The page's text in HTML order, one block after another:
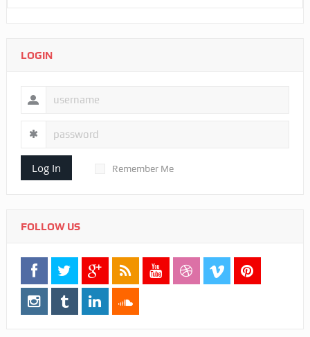
LOGIN
Log In Remember Me
FOLLOW US